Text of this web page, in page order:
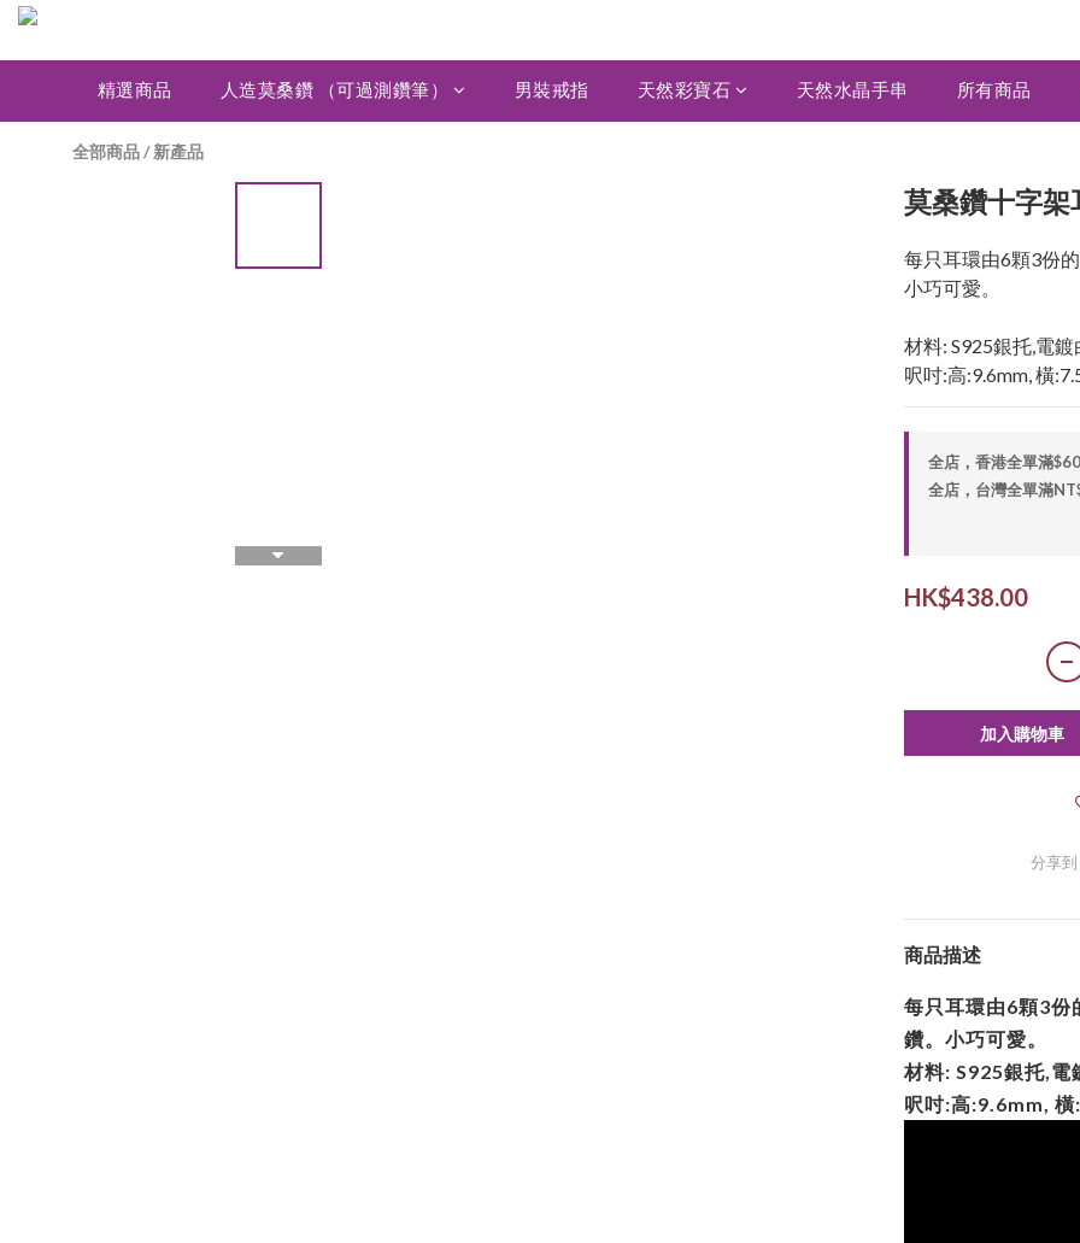
精選商品 人造莫桑鑽 （可過測鑽筆） 男裝戒指 天然彩寶石 天然水晶手串 所有商品
全部商品/新產品
莫桑鑽十字架
每只耳環由6顆3份
小巧可愛。
材料: S925銀托,電鍍
呎吋:高:9.6mm, 橫
全店，香港全單滿
全店，台灣全單滿
HK$438.00
加入購物車
分享到
商品描述
每只耳環由6顆3份
鑽。小巧可愛。
材料: S925銀托,電
呎吋:高:9.6mm,